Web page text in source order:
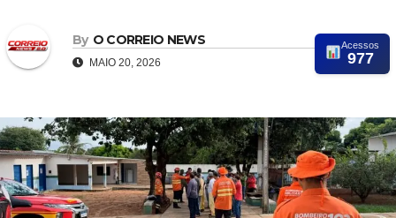
By O CORREIO NEWS
MAIO 20, 2026
Acessos
977